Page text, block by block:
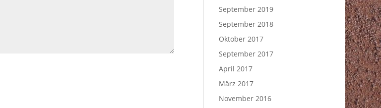
September 2019
September 2018
Oktober 2017
September 2017
April 2017
März 2017
November 2016